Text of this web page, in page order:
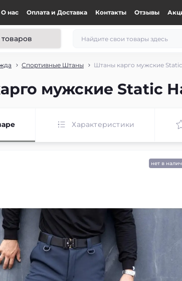
О нас Оплата и Доставка Контакты Отзывы
товаров
Спортивные Штаны Штаны карго мужские
мужские Static
Характеристики
нет в